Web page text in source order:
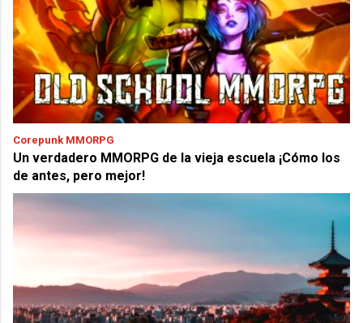
Corepunk MMORPG
Un verdadero MMORPG de la vieja escuela ¡Cómo los
de antes, pero mejor!